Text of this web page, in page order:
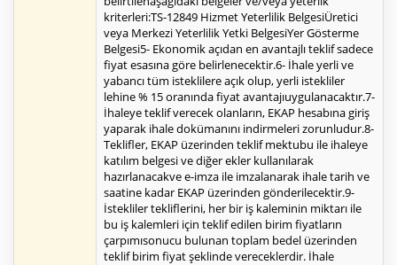
kriterleri:TS-12849 Hizmet Yeterlilik BelgesiÜretici
veya Merkezi Yeterlilik Yetki BelgesiYer Gösterme
Belgesi5- Ekonomik açıdan en avantajlı teklif sadece
fiyat esasına göre belirlenecektir.6- İhale yerli ve
yabancı tüm isteklilere açık olup, yerli istekliler
lehine % 15 oranında fiyat avantajıuygulanacaktır.7-
İhaleye teklif verecek olanların, EKAP hesabına giriş
yaparak ihale dokümanını indirmeleri zorunludur.8-
Teklifler, EKAP üzerinden teklif mektubu ile ihaleye
katılım belgesi ve diğer ekler kullanılarak
hazırlanacakve e-imza ile imzalanarak ihale tarih ve
saatine kadar EKAP üzerinden gönderilecektir.9-
İstekliler tekliflerini, her bir iş kaleminin miktarı ile
bu iş kalemleri için teklif edilen birim fiyatların
çarpımısonucu bulunan toplam bedel üzerinden
teklif birim fiyat şeklinde vereceklerdir. İhale